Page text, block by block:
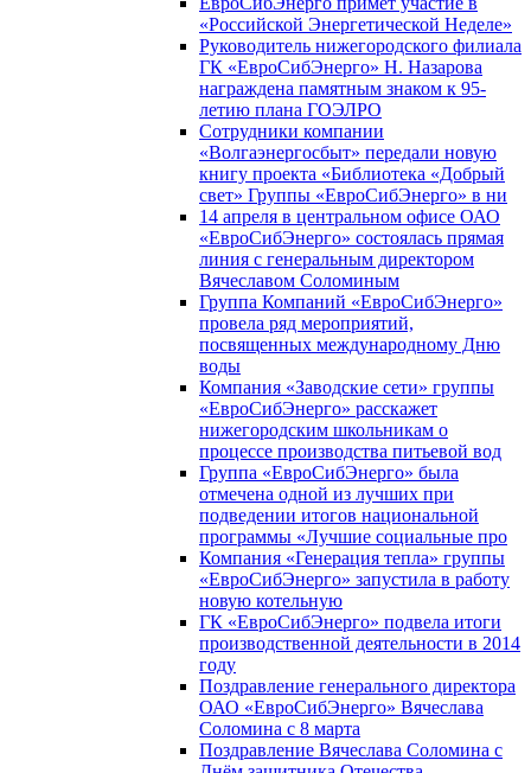
«Российской Энергетической Неделе»
Руководитель нижегородского филиала
ГК «ЕвроСибЭнерго» Н. Назарова
награждена памятным знаком к 95-
летию плана ГОЭЛРО
Сотрудники компании
«Волгаэнергосбыт» передали новую
книгу проекта «Библиотека «Добрый
свет» Группы «ЕвроСибЭнерго» в ни
14 апреля в центральном офисе ОАО
«ЕвроСибЭнерго» состоялась прямая
линия с генеральным директором
Вячеславом Соломиным
Группа Компаний «ЕвроСибЭнерго»
провела ряд мероприятий,
посвященных международному Дню
воды
Компания «Заводские сети» группы
«ЕвроСибЭнерго» расскажет
нижегородским школьникам о
процессе производства питьевой вод
Группа «ЕвроСибЭнерго» была
отмечена одной из лучших при
подведении итогов национальной
программы «Лучшие социальные про
Компания «Генерация тепла» группы
«ЕвроСибЭнерго» запустила в работу
новую котельную
ГК «ЕвроСибЭнерго» подвела итоги
производственной деятельности в 2014
году
Поздравление генерального директора
ОАО «ЕвроСибЭнерго» Вячеслава
Соломина с 8 марта
Поздравление Вячеслава Соломина с